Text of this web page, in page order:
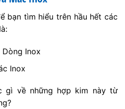
bạn tìm hiểu trên hầu hết các
Inox
Inox
gì về những hợp kim này từ